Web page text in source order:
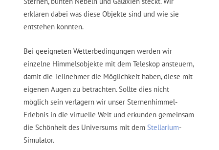
erklären dabei was diese Objekte sind und wie sie
entstehen konnten.
Bei geeigneten Wetterbedingungen werden wir
einzelne Himmelsobjekte mit dem Teleskop ansteuern,
damit die Teilnehmer die Möglichkeit haben, diese mit
eigenen Augen zu betrachten. Sollte dies nicht
möglich sein verlagern wir unser Sternenhimmel-
Erlebnis in die virtuelle Welt und erkunden gemeinsam
die Schönheit des Universums mit dem Stellarium-
Simulator.